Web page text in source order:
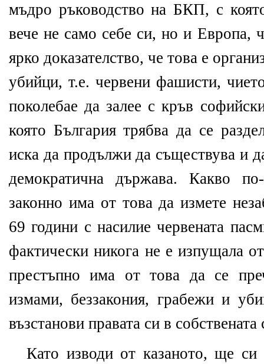
мъдро ръководство на БКП, с
вече не само себе си, но и
ярко доказателство, че това е
убийци, т.е. червени фашисти,
поколебае да залее с кръв
която България трябва да се
иска да продължи да съществува и
демократична държава. Какво
законно има от това да измете
69 години с насилие червената
фактически никога не е изпущала
престъпно има от това да се
измами, беззакония, грабежи и
възстанови правата си в
Като изводи от казаното, ще си